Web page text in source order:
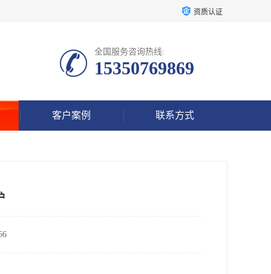
资质认证
全国服务咨询热线:
15350769869
客户案例 联系方式